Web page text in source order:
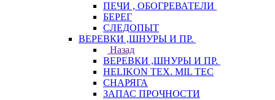
ПЕЧИ , ОБОГРЕВАТЕЛИ
БЕРЕГ
СЛЕДОПЫТ
ВЕРЕВКИ ,ШНУРЫ И ПР.
Назад
ВЕРЕВКИ ,ШНУРЫ И ПР.
HELIKON TEX. MIL TEC
СНАРЯГА
ЗАПАС ПРОЧНОСТИ